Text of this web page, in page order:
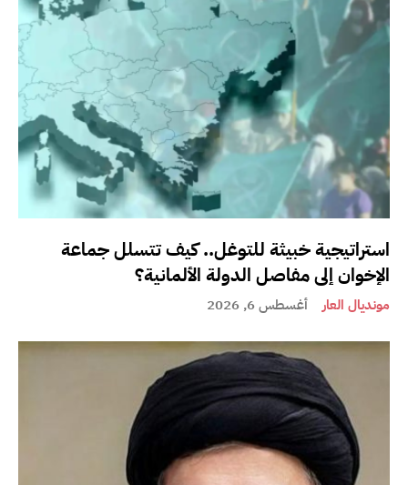
استراتيجية خبيثة للتوغل.. كيف تتسلل جماعة
الإخوان إلى مفاصل الدولة الألمانية؟
مونديال العار أغسطس 6, 2026